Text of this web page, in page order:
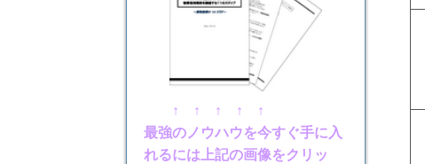
↑ ↑ ↑ ↑ ↑
最強のノウハウを今すぐ手に入
れるには上記の画像をクリッ